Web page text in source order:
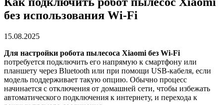
без использования Wi-Fi
15.08.2025
Для настройки робота пылесоса Xiaomi без Wi-Fi
потребуется подключить его напрямую к смартфону или
планшету через Bluetooth или при помощи USB-кабеля, если
модель поддерживает такую опцию. Обычно процесс
начинается с отключения от домашней сети, чтобы избежать
автоматического подключения к интернету, и перехода к